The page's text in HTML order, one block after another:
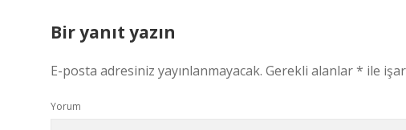
Bir yanıt yazın
E-posta adresiniz yayınlanmayacak. Gerekli alanlar* ile
Yorum